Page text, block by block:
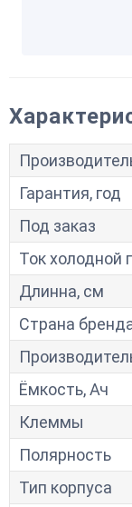
Гарантия, год
Под заказ
Ток холодной
Длинна, см
Страна
Ёмкость, Ач
Клеммы
Полярность
Тип корпуса